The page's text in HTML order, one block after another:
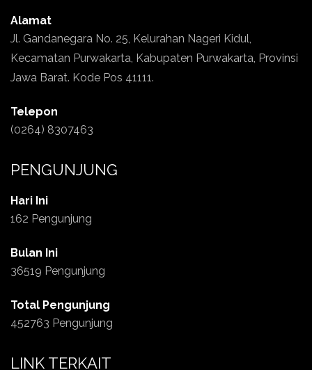
Alamat
Jl. Gandanegara No. 25, Kelurahan Nageri Kidul,
Kecamatan Purwakarta, Kabupaten Purwakarta, Provinsi
Jawa Barat. Kode Pos 41111.
Telepon
(0264) 8307463
PENGUNJUNG
Hari Ini
162 Pengunjung
Bulan Ini
36519 Pengunjung
Total Pengunjung
452763 Pengunjung
LINK TERKAIT